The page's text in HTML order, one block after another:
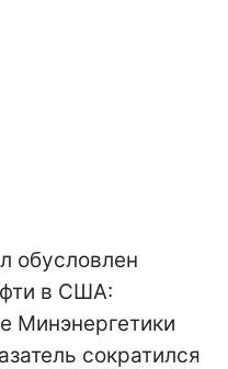
обусловлен
в США:
Минэнергетики
сократился